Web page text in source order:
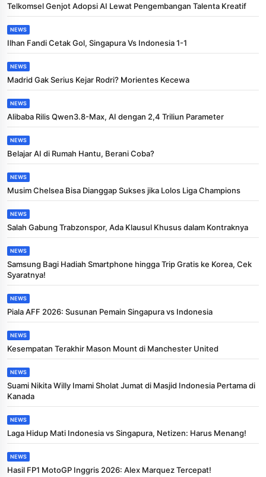
Telkomsel Genjot Adopsi AI Lewat Pengembangan Talenta Kreatif
NEWS
Ilhan Fandi Cetak Gol, Singapura Vs Indonesia 1-1
NEWS
Madrid Gak Serius Kejar Rodri? Morientes Kecewa
NEWS
Alibaba Rilis Qwen3.8-Max, AI dengan 2,4 Triliun Parameter
NEWS
Belajar AI di Rumah Hantu, Berani Coba?
NEWS
Musim Chelsea Bisa Dianggap Sukses jika Lolos Liga Champions
NEWS
Salah Gabung Trabzonspor, Ada Klausul Khusus dalam Kontraknya
NEWS
Samsung Bagi Hadiah Smartphone hingga Trip Gratis ke Korea, Cek
Syaratnya!
NEWS
Piala AFF 2026: Susunan Pemain Singapura vs Indonesia
NEWS
Kesempatan Terakhir Mason Mount di Manchester United
NEWS
Suami Nikita Willy Imami Sholat Jumat di Masjid Indonesia Pertama di
Kanada
NEWS
Laga Hidup Mati Indonesia vs Singapura, Netizen: Harus Menang!
NEWS
Hasil FP1 MotoGP Inggris 2026: Alex Marquez Tercepat!